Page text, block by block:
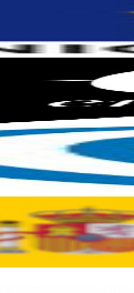
un
la gente
llama la
tú tengas una